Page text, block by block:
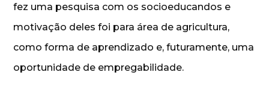
fez uma pesquisa com os socioeducandos e
motivação deles foi para área de agricultura,
como forma de aprendizado e, futuramente, uma
oportunidade de empregabilidade.